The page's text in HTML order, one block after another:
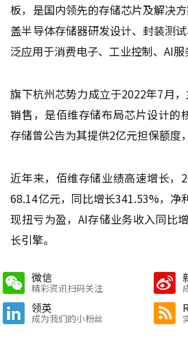
板，是国内领先的存储芯片及解决
盖半导体存储器研发设计、封装测
泛应用于消费电子、工业控制、AI服
旗下杭州芯势力成立于2022年7月
销售，是佰维存储布局芯片设计的
存储曾公告为其提供2亿元担保额度
近年来，佰维存储业绩高速增长，
68.14亿元，同比增长341.53%，净
现扭亏为盈，AI存储业务收入同比
长引擎。
微信
精彩资讯扫码关注
领英
成为我们的小粉丝